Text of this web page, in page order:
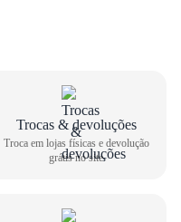
069-018-12
Trocas & devoluções
Troca em lojas físicas e devolução
grátis no site